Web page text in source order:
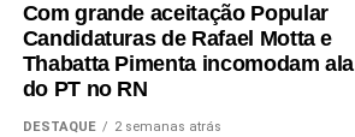
Com grande aceitação Popular
Candidaturas de Rafael Motta e
Thabatta Pimenta incomodam ala
do PT no RN
DESTAQUE 2 semanas atrás